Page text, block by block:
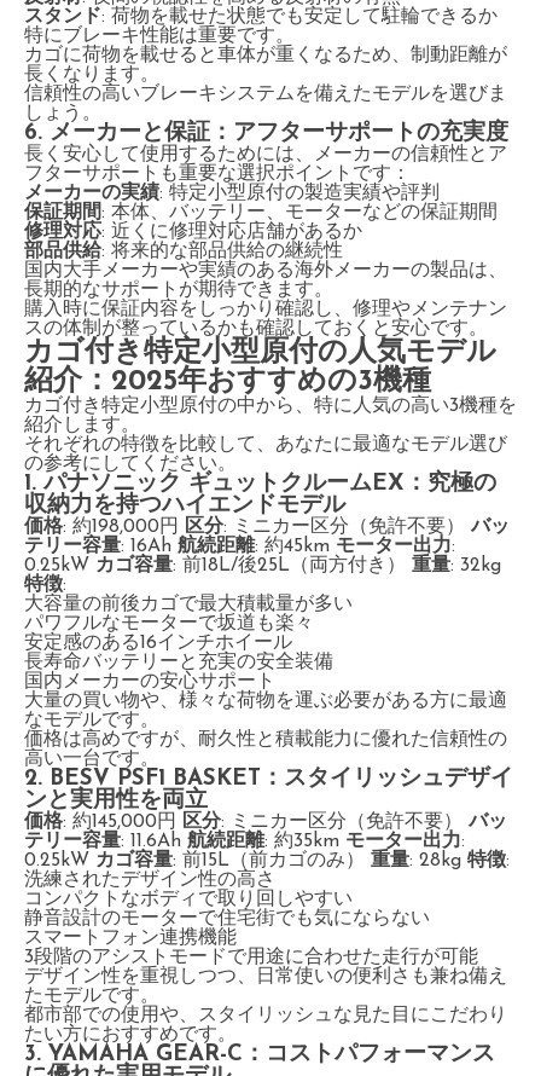
スタンド: 荷物を載せた状態でも安定して駐輪できるか
特にブレーキ性能は重要です。
カゴに荷物を載せると車体が重くなるため、制動距離が
長くなります。
信頼性の高いブレーキシステムを備えたモデルを選びま
しょう。
6. メーカーと保証：アフターサポートの充実度
長く安心して使用するためには、メーカーの信頼性とア
フターサポートも重要な選択ポイントです：
メーカーの実績: 特定小型原付の製造実績や評判
保証期間: 本体、バッテリー、モーターなどの保証期間
修理対応: 近くに修理対応店舗があるか
部品供給: 将来的な部品供給の継続性
国内大手メーカーや実績のある海外メーカーの製品は、
長期的なサポートが期待できます。
購入時に保証内容をしっかり確認し、修理やメンテナン
スの体制が整っているかも確認しておくと安心です。
カゴ付き特定小型原付の人気モデル
紹介：2025年おすすめの3機種
カゴ付き特定小型原付の中から、特に人気の高い3機種を
紹介します。
それぞれの特徴を比較して、あなたに最適なモデル選び
の参考にしてください。
1. パナソニック ギュットクルームEX：究極の
収納力を持つハイエンドモデル
価格: 約198,000円 区分: ミニカー区分（免許不要）バッ
テリー容量: 16Ah 航続距離: 約45km モーター出力:
0.25kW カゴ容量: 前18L/後25L（両方付き） 重量: 32kg
特徴:
大容量の前後カゴで最大積載量が多い
パワフルなモーターで坂道も楽々
安定感のある16インチホイール
長寿命バッテリーと充実の安全装備
国内メーカーの安心サポート
大量の買い物や、様々な荷物を運ぶ必要がある方に最適
なモデルです。
価格は高めですが、耐久性と積載能力に優れた信頼性の
高い一台です。
2. BESV PSF1 BASKET：スタイリッシュデザイ
ンと実用性を両立
価格: 約145,000円 区分: ミニカー区分（免許不要）バッ
テリー容量: 11.6Ah 航続距離: 約35km モーター出力:
0.25kW カゴ容量: 前15L（前カゴのみ） 重量: 28kg 特徴:
洗練されたデザイン性の高さ
コンパクトなボディで取り回しやすい
静音設計のモーターで住宅街でも気にならない
スマートフォン連携機能
3段階のアシストモードで用途に合わせた走行が可能
デザイン性を重視しつつ、日常使いの便利さも兼ね備え
たモデルです。
都市部での使用や、スタイリッシュな見た目にこだわり
たい方におすすめです。
3. YAMAHA GEAR-C：コストパフォーマンス